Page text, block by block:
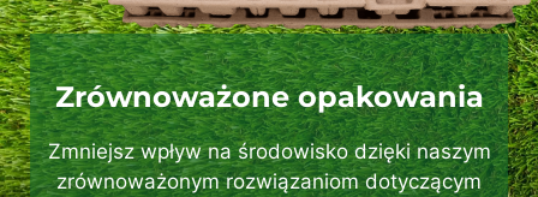
Zrównoważone opakowania
Zmniejsz wpływ na środowisko dzięki naszym
zrównoważonym rozwiązaniom dotyczącym